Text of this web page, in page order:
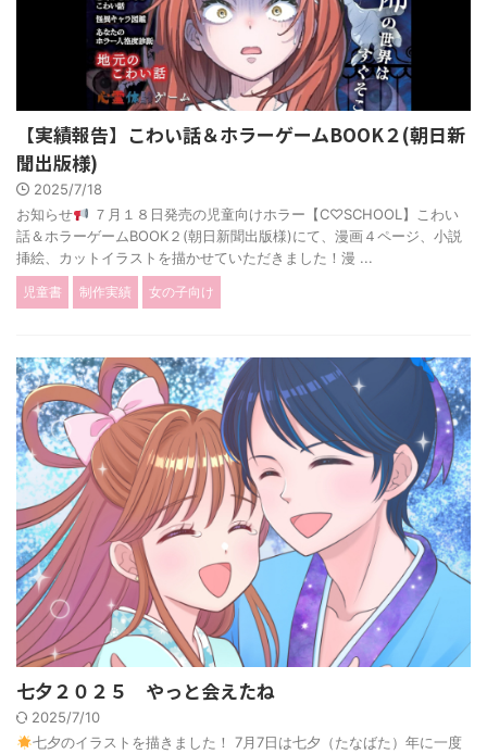
【実績報告】こわい話＆ホラーゲームBOOK２(朝日新
聞出版様)
2025/7/18
お知らせ
７月１８日発売の児童向けホラー【C♡SCHOOL】こわい
話＆ホラーゲームBOOK２(朝日新聞出版様)にて、漫画４ページ、小説
挿絵、カットイラストを描かせていただきました！漫 ...
児童書 制作実績 女の子向け
七夕２０２５ やっと会えたね
2025/7/10
七夕のイラストを描きました！ 7月7日は七夕（たなばた）年に一度